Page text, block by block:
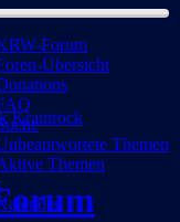
Forum
Übersicht
Themen
Themen
Kalender
Krautrock